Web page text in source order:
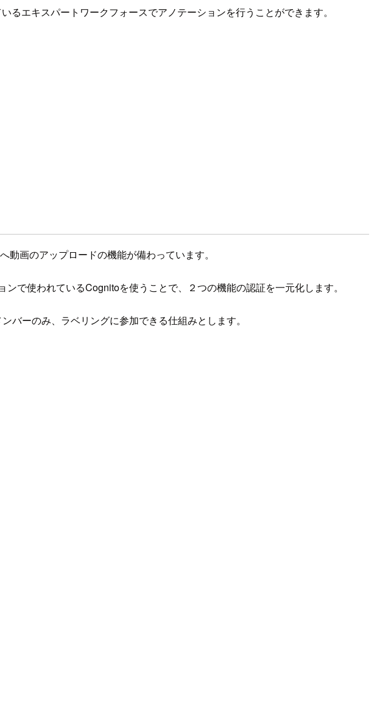
エキスパートワークフォースでアノテーションを行うことができます。
画のアップロードの機能が備わっています。
で使われているCognitoを使うことで、２つの機能の認証を一元化します。
ーのみ、ラベリングに参加できる仕組みとします。